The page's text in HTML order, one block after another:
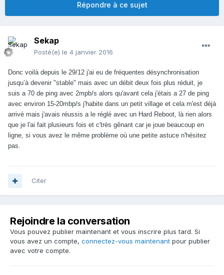
Répondre à ce sujet
Sekap
Posté(e) le 4 janvier 2016
Donc voilà depuis le 29/12 j'ai eu de fréquentes désynchronisation
jusqu’à devenir "stable" mais avec un débit deux fois plus réduit, je
suis a 70 de ping avec 2mpb/s alors qu'avant cela j'étais a 27 de ping
avec environ 15-20mbp/s j'habite dans un petit village et cela m'est déjà
arrivé mais j'avais réussis a le réglé avec un Hard Reboot, là rien alors
que je l'ai fait plusieurs fois et c'très gênant car je joue beaucoup en
ligne, si vous avez le même problème où une petite astuce n'hésitez
pas.
Citer
Rejoindre la conversation
Vous pouvez publier maintenant et vous inscrire plus tard. Si
vous avez un compte, connectez-vous maintenant pour publier
avec votre compte.